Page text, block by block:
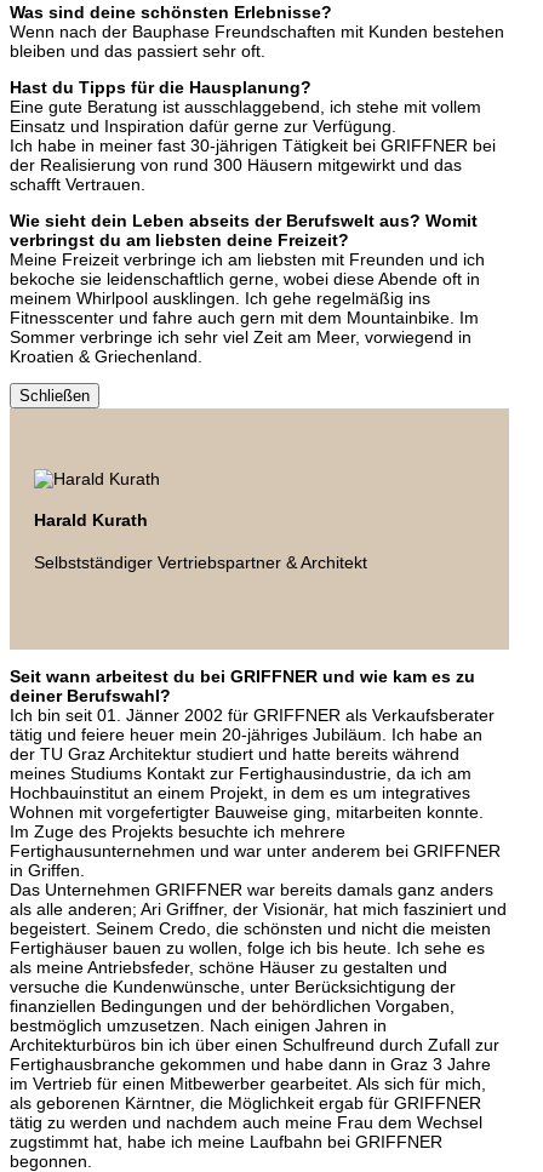
Was sind deine schönsten Erlebnisse?
Wenn nach der Bauphase Freundschaften mit Kunden bestehen
bleiben und das passiert sehr oft.
Hast du Tipps für die Hausplanung?
Eine gute Beratung ist ausschlaggebend, ich stehe mit vollem
Einsatz und Inspiration dafür gerne zur Verfügung.
Ich habe in meiner fast 30-jährigen Tätigkeit bei GRIFFNER bei
der Realisierung von rund 300 Häusern mitgewirkt und das
schafft Vertrauen.
Wie sieht dein Leben abseits der Berufswelt aus? Womit
verbringst du am liebsten deine Freizeit?
Meine Freizeit verbringe ich am liebsten mit Freunden und ich
bekoche sie leidenschaftlich gerne, wobei diese Abende oft in
meinem Whirlpool ausklingen. Ich gehe regelmäßig ins
Fitnesscenter und fahre auch gern mit dem Mountainbike. Im
Sommer verbringe ich sehr viel Zeit am Meer, vorwiegend in
Kroatien & Griechenland.
Schließen
Harald Kurath
Selbstständiger Vertriebspartner & Architekt
Seit wann arbeitest du bei GRIFFNER und wie kam es zu
deiner Berufswahl?
Ich bin seit 01. Jänner 2002 für GRIFFNER als Verkaufsberater
tätig und feiere heuer mein 20-jähriges Jubiläum. Ich habe an
der TU Graz Architektur studiert und hatte bereits während
meines Studiums Kontakt zur Fertighausindustrie, da ich am
Hochbauinstitut an einem Projekt, in dem es um integratives
Wohnen mit vorgefertigter Bauweise ging, mitarbeiten konnte.
Im Zuge des Projekts besuchte ich mehrere
Fertighausunternehmen und war unter anderem bei GRIFFNER
in Griffen.
Das Unternehmen GRIFFNER war bereits damals ganz anders
als alle anderen; Ari Griffner, der Visionär, hat mich fasziniert und
begeistert. Seinem Credo, die schönsten und nicht die meisten
Fertighäuser bauen zu wollen, folge ich bis heute. Ich sehe es
als meine Antriebsfeder, schöne Häuser zu gestalten und
versuche die Kundenwünsche, unter Berücksichtigung der
finanziellen Bedingungen und der behördlichen Vorgaben,
bestmöglich umzusetzen. Nach einigen Jahren in
Architekturbüros bin ich über einen Schulfreund durch Zufall zur
Fertighausbranche gekommen und habe dann in Graz 3 Jahre
im Vertrieb für einen Mitbewerber gearbeitet. Als sich für mich,
als geborenen Kärntner, die Möglichkeit ergab für GRIFFNER
tätig zu werden und nachdem auch meine Frau dem Wechsel
zugstimmt hat, habe ich meine Laufbahn bei GRIFFNER
begonnen.